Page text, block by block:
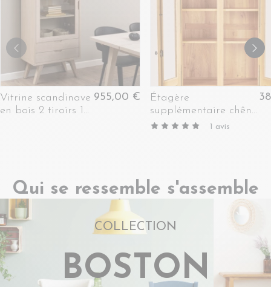
Vitrine scandinave
en bois 2 tiroirs 1
955,00 €
Étagère
supplémentaire chêne
clair pour Vitrine -
1 avis
Qui se ressemble s'assemble
COLLECTION
BOSTON